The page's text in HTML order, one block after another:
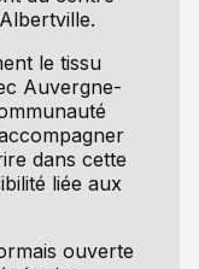
le tissu
Auvergne-
dans cette
liée aux
ouverte